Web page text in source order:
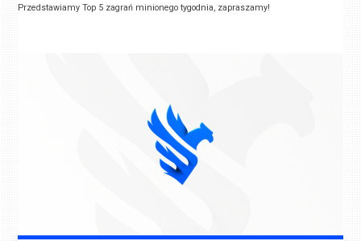
Przedstawiamy Top 5 zagrań minionego tygodnia, zapraszamy!